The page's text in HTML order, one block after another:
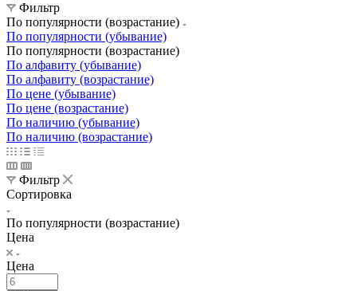
Фильтр
По популярности (возрастание)
По популярности (убывание)
По популярности (возрастание)
По алфавиту (убывание)
По алфавиту (возрастание)
По цене (убывание)
По цене (возрастание)
По наличию (убывание)
По наличию (возрастание)
Фильтр
Сортировка
По популярности (возрастание)
Цена
Цена